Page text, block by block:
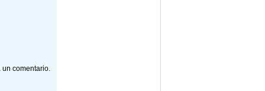
un comentario.